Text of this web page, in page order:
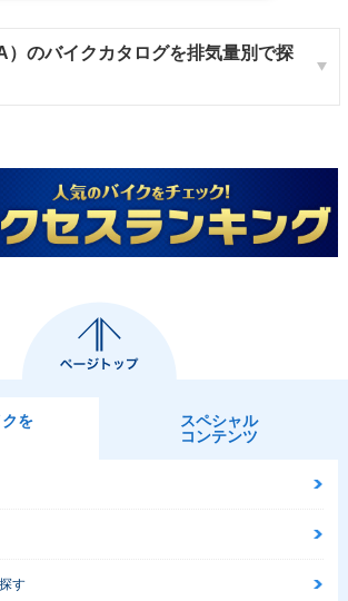
）のバイクカタログを排気量別で探
を
スペシャル
コンテンツ
す